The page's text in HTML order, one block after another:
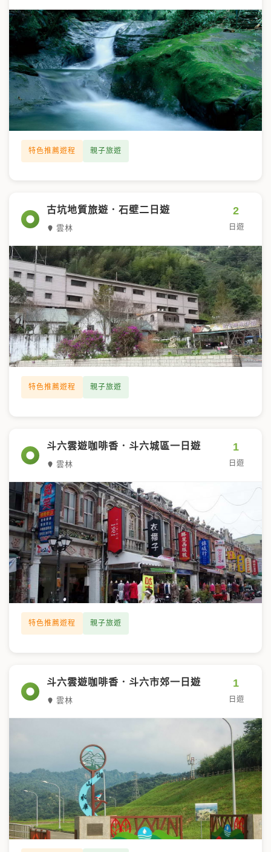
特色推薦遊程 親子旅遊
古坑地質旅遊．石壁二日遊
雲林
2
日遊
特色推薦遊程 親子旅遊
斗六雲遊咖啡香．斗六城區一日遊
雲林
1
日遊
特色推薦遊程 親子旅遊
斗六雲遊咖啡香．斗六市郊一日遊
雲林
1
日遊